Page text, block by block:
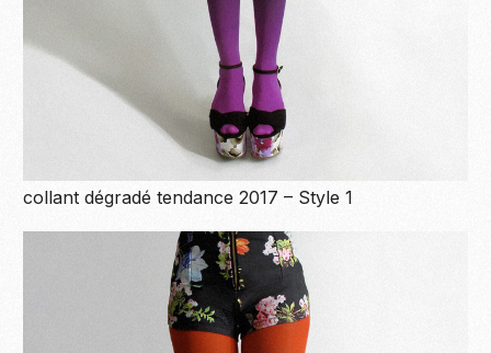
collant dégradé tendance 2017 – Style 1